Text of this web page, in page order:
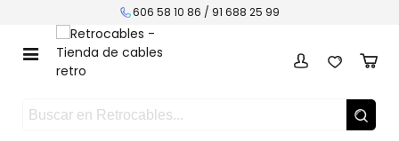
606 58 10 86 / 91 688 25 99